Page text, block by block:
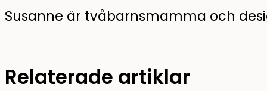
Susanne är tvåbarnsmamma och
Relaterade artiklar